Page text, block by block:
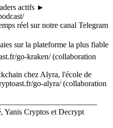
actifs ►
réel sur notre canal Telegram
sur la plateforme la plus fiable
go-kraken/⁠⁠⁠⁠⁠⁠⁠⁠⁠⁠⁠⁠⁠⁠⁠⁠⁠ (collaboration
chez Alyra, l'école de
go-alyra/⁠⁠⁠⁠⁠⁠⁠⁠⁠⁠⁠⁠⁠⁠⁠⁠⁠ (collaboration
Yanis Cryptos et Decrypt